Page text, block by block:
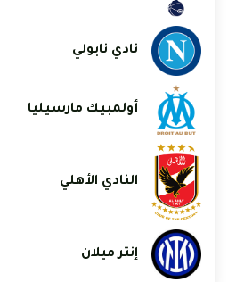
نادي نابولي
أولمبيك مارسيليا
النادي الأهلي
إنتر ميلان